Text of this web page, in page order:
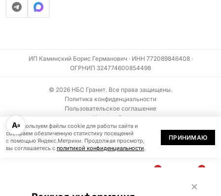
ЗАКАЗ
ИП Каминский Борис Германович · ИНН 772089846408 ·
ОГРНИП 324774600854498
© 2026 НБС Гранит. Все права защищены.
Политика конфиденциальности
Пользовательское соглашение
Карта сайта
Информация на сайте не является публичной офертой (ст. 437 ГК РФ)
0
Корзина
0
×
Мы используем файлы cookie для работы сайта и
собираем обезличенную статистику посещений
с помощью Яндекс.Метрики. Продолжая просмотр,
вы соглашаетесь с политикой конфиденциальности.
ПРИНИМАЮ
Аа